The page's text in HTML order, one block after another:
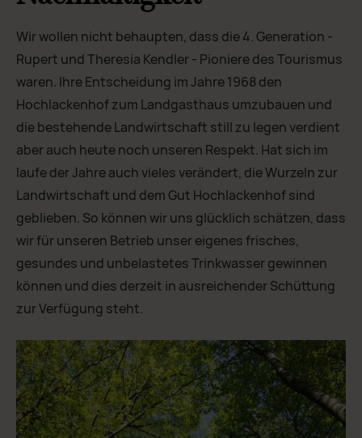
Wir wollen nicht behaupten, dass die 4. Generation -
Rupert und Theresia Kendler - Pioniere des Tourismus
waren. Ihre Entscheidung im Jahre 1968 den
Hochlackenhof zum Landgasthaus umzubauen und
die bestehende Landwirtschaft still zu legen verdient
aber auch heute noch unseren Respekt. Hat sich im
laufe der Jahre auch vieles verändert, die Wurzeln zur
Landwirtschaft und dem Gut Hochlackenhof sind
geblieben. So können wir uns glücklich schätzen, dass
wir für unseren Betrieb unser eigenes frisches,
gesundes und unbelastetes Trinkwasser gewinnen
können und dies derzeit in ausreichender Schüttung
zur Verfügung steht.